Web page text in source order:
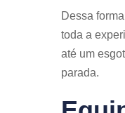
Dessa
toda a
até um
parada.